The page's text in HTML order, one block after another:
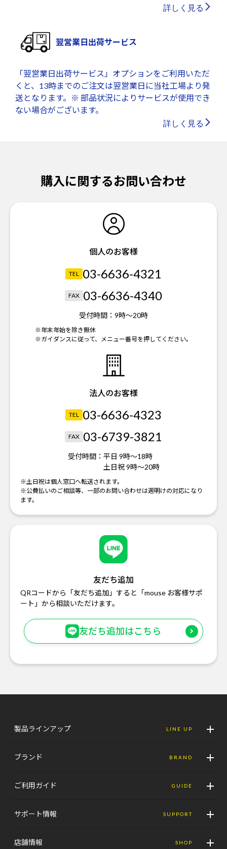
詳しく見る
翌営業日出荷サービス
「翌営業日出荷サービス」オプションをご利用いただ
くと、13時までのご注文は翌営業日に当社工場より発
送となります。※ 部品状況によりサービスが使用でき
ない場合がございます。
詳しく見る
購入に関するお問い合わせ
個人のお客様
TEL 03-6636-4321
FAX 03-6636-4340
受付時間： 9時～20時
※年末年始を除き無休
※ガイダンスに従って、メニュー番号を押してください。
法人のお客様
TEL 03-6636-4323
FAX 03-6739-3821
受付時間： 平日 9時～18時
土日祝 9時～20時
※土日祝は個人窓口へ転送されます。
※公費払いのご相談等、一部のお問い合わせは週明けの対応になり
ます。
友だち追加
QRコードから「友だち追加」すると「mouse お客様サポ
ート」から相談いただけます。
友だち追加はこちら
製品ラインアップ LINE UP
ブランド BRAND
ご利用ガイド GUIDE
サポート情報 SUPPORT
店舗情報 SHOP